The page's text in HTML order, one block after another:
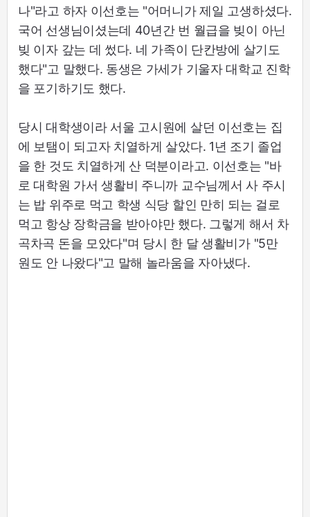
나"라고 하자 이선호는 "어머니가 제일 고생하셨다.
국어 선생님이셨는데 40년간 번 월급을 빚이 아닌
빚 이자 갚는 데 썼다. 네 가족이 단칸방에 살기도
했다"고 말했다. 동생은 가세가 기울자 대학교 진학
을 포기하기도 했다.
당시 대학생이라 서울 고시원에 살던 이선호는 집
에 보탬이 되고자 치열하게 살았다. 1년 조기 졸업
을 한 것도 치열하게 산 덕분이라고. 이선호는 "바
로 대학원 가서 생활비 주니까 교수님께서 사 주시
는 밥 위주로 먹고 학생 식당 할인 만히 되는 걸로
먹고 항상 장학금을 받아야만 했다. 그렇게 해서 차
곡차곡 돈을 모았다"며 당시 한 달 생활비가 "5만
원도 안 나왔다"고 말해 놀라움을 자아냈다.